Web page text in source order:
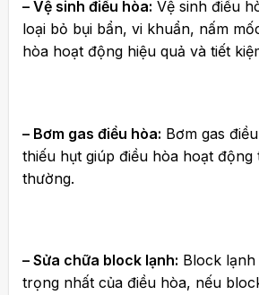
– Vệ sinh điều hòa: Vệ sinh điều
loại bỏ bụi bẩn, vi khuẩn, nấm
hòa hoạt động hiệu quả và tiết
– Bơm gas điều hòa: Bơm gas
thiếu hụt giúp điều hòa hoạt động
thường.
– Sửa chữa block lạnh: Block
trọng nhất của điều hòa, nếu